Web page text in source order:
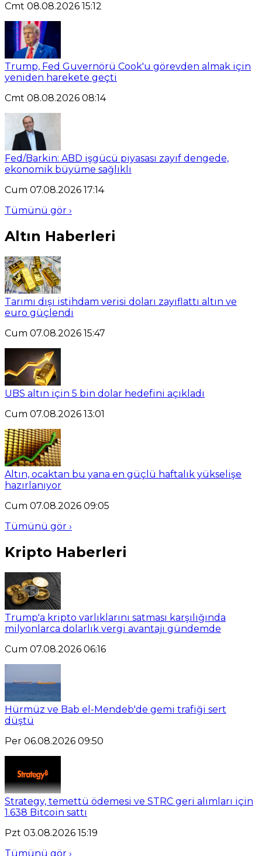
Cmt 08.08.2026 15:12
Trump, Fed Guvernörü Cook'u görevden almak için
yeniden harekete geçti
Cmt 08.08.2026 08:14
Fed/Barkin: ABD işgücü piyasası zayıf dengede,
ekonomik büyüme sağlıklı
Cum 07.08.2026 17:14
Tümünü gör ›
Altın Haberleri
Tarımı dışı istihdam verisi doları zayıflattı altın ve
euro güçlendi
Cum 07.08.2026 15:47
UBS altın için 5 bin dolar hedefini açıkladı
Cum 07.08.2026 13:01
Altın, ocaktan bu yana en güçlü haftalık yükselişe
hazırlanıyor
Cum 07.08.2026 09:05
Tümünü gör ›
Kripto Haberleri
Trump'a kripto varlıklarını satması karşılığında
milyonlarca dolarlık vergi avantajı gündemde
Cum 07.08.2026 06:16
Hürmüz ve Bab el-Mendeb'de gemi trafiği sert
düştü
Per 06.08.2026 09:50
Strategy, temettü ödemesi ve STRC geri alımları için
1.638 Bitcoin sattı
Pzt 03.08.2026 15:19
Tümünü gör ›